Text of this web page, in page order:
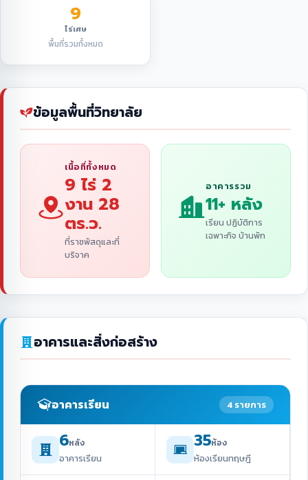
9
ไร่เศษ
พื้นที่รวมทั้งหมด
ข้อมูลพื้นที่วิทยาลัย
เนื้อที่ทั้งหมด
9 ไร่ 2
งาน 28
ตร.ว.
ที่ราชพัสดุและที่
บริจาค
อาคารรวม
11+ หลัง
เรียน ปฏิบัติการ
เฉพาะกิจ บ้านพัก
อาคารและสิ่งก่อสร้าง
อาคารเรียน 4 รายการ
6หลัง
อาคารเรียน
35ห้อง
ห้องเรียนทฤษฎี